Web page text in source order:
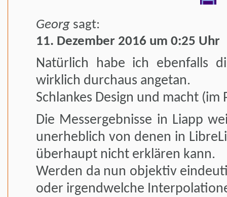
Georg sagt:
11. Dezember 2016 um 0:25 Uhr
Natürlich habe ich ebenfalls
wirklich durchaus angetan.
Schlankes Design und macht (im
Die Messergebnisse in Liapp
unerheblich von denen in
überhaupt nicht erklären kann.
Werden da nun objektiv
oder irgendwelche